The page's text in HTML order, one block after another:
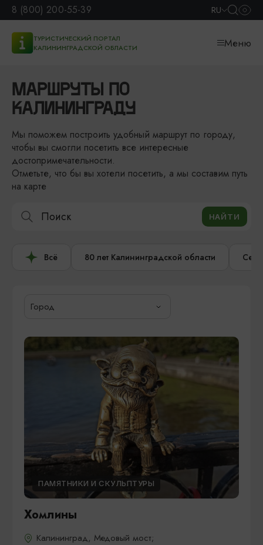
8 (800) 200-55-39 RU
ТУРИСТИЧЕСКИЙ ПОРТАЛ
КАЛИНИНГРАДСКОЙ ОБЛАСТИ
Меню
МАРШРУТЫ ПО
КАЛИНИНГРАДУ
Мы поможем построить удобный маршрут по городу,
чтобы вы смогли посетить все интересные
достопримечательности.
Отметьте, что бы вы хотели посетить, а мы составим путь
на карте
Всё 80 лет Калининградской области
Город
ПАМЯТНИКИ И СКУЛЬПТУРЫ
Хомлины
Калининград, Медовый мост;